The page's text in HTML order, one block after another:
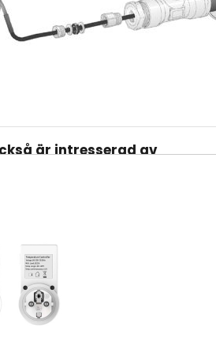
är intresserad av